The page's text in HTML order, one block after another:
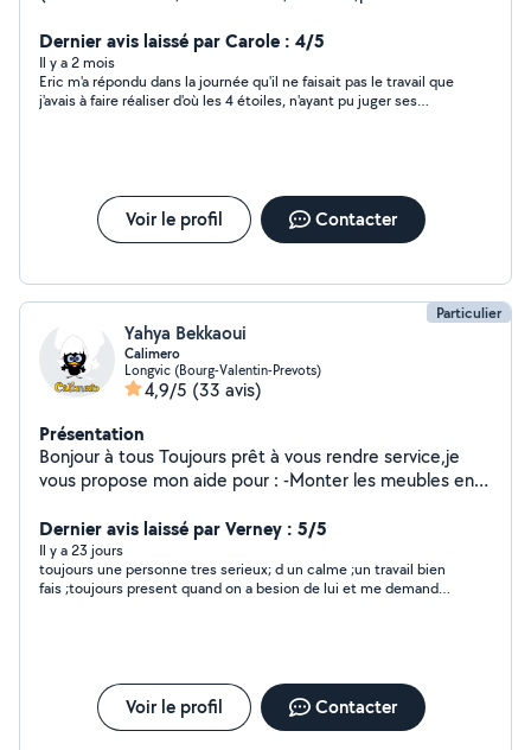
vous aider à solutionner vos problèmes dans les
domaines du bricolage aménagement /jardinage/ panne
d électroménager ou autre. Mon savoir faire, mon
matériel et mon atelier sont là pour vous rendre la vie
Dernier avis laissé par Carole : 4/5
Il y a 2 mois
Eric m'a répondu dans la journée qu'il ne faisait pas le travail que
j'avais à faire réaliser d'où les 4 étoiles, n'ayant pu juger ses
Voir le profil Contacter
Particulier
Yahya Bekkaoui
Calimero
Longvic (Bourg-Valentin-Prevots)
4,9/5 (33 avis)
Présentation
Bonjour à tous Toujours prêt à vous rendre service,je
vous propose mon aide pour : -Monter les meubles en
au mur -réparer les machines à laver (changer les pièces
défectueuse -petite plomberie -petite électricité -
tondre le gazon (débarrasser a le déchèterie) -
débroussaillage -débarrasser
sms ) Merci
Dernier avis laissé par Verney : 5/5
Il y a 23 jours
toujours une personne tres serieux; d un calme ;un travail bien
fais ;toujours present quand on a besion de lui et me demande
Voir le profil Contacter